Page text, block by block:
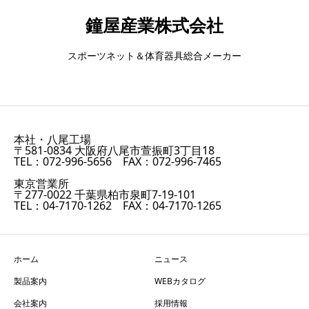
鐘屋産業株式会社
スポーツネット＆体育器具総合メーカー
本社・八尾工場
〒581-0834 大阪府八尾市萱振町3丁目18
TEL：072-996-5656 FAX：072-996-7465
東京営業所
〒277-0022 千葉県柏市泉町7-19-101
TEL：04-7170-1262 FAX：04-7170-1265
ホーム
ニュース
製品案内
WEBカタログ
会社案内
採用情報